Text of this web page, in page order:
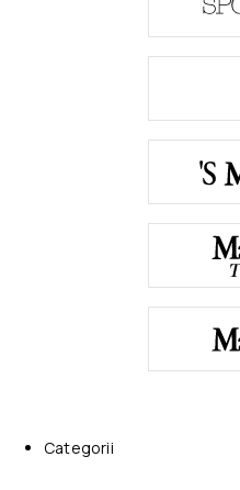
Categorii